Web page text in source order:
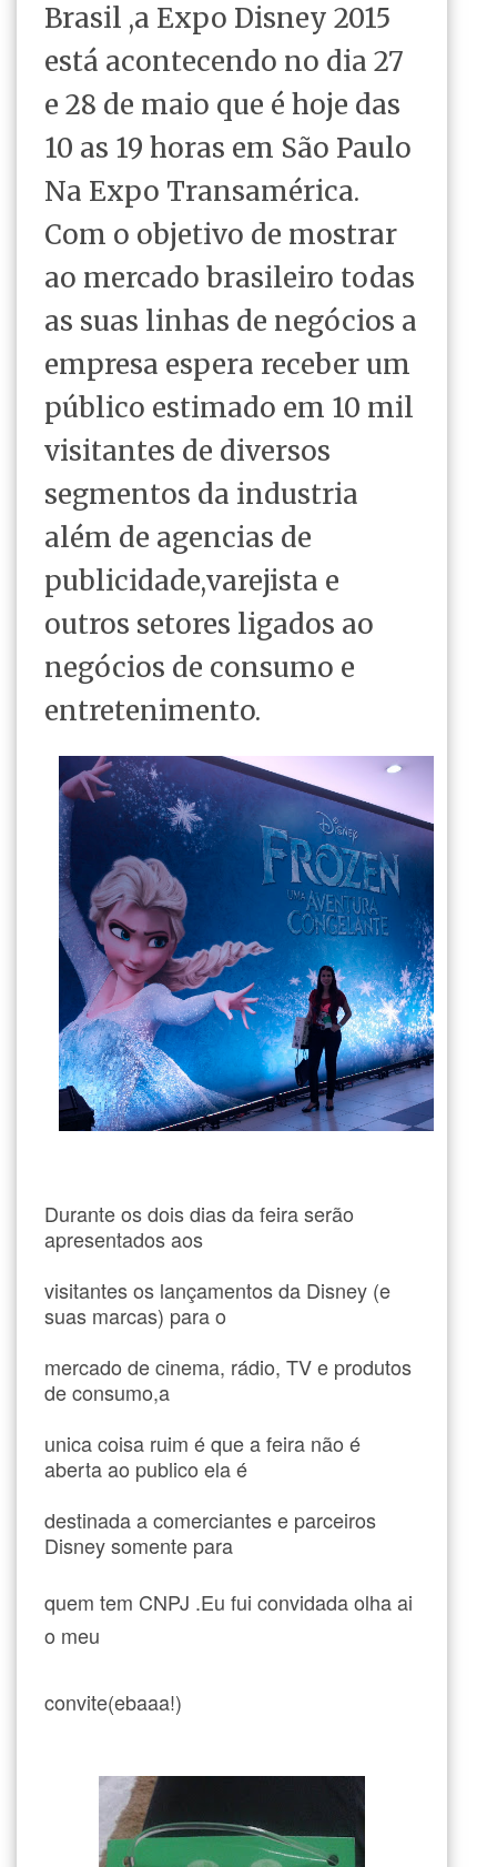
Brasil ,a Expo Disney 2015
está acontecendo no dia 27
e 28 de maio que é hoje das
10 as 19 horas em São Paulo
Na Expo Transamérica.
Com o objetivo de mostrar
ao mercado brasileiro todas
as suas linhas de negócios a
empresa espera receber um
público estimado em 10 mil
visitantes de diversos
segmentos da industria
além de agencias de
publicidade,varejista e
outros setores ligados ao
negócios de consumo e
entretenimento.
Durante os dois dias da feira serão
apresentados aos
visitantes os lançamentos da Disney (e
suas marcas) para o
mercado de cinema, rádio, TV e produtos
de consumo,a
unica coisa ruim é que a feira não é
aberta ao publico ela é
destinada a comerciantes e parceiros
Disney somente para
quem tem CNPJ .Eu fui convidada olha ai
o meu
convite(ebaaa!)